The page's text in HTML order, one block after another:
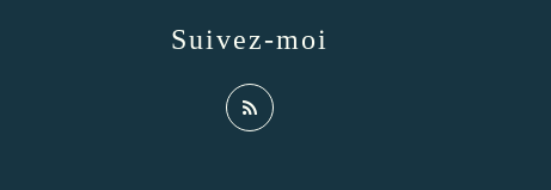
Suivez-moi